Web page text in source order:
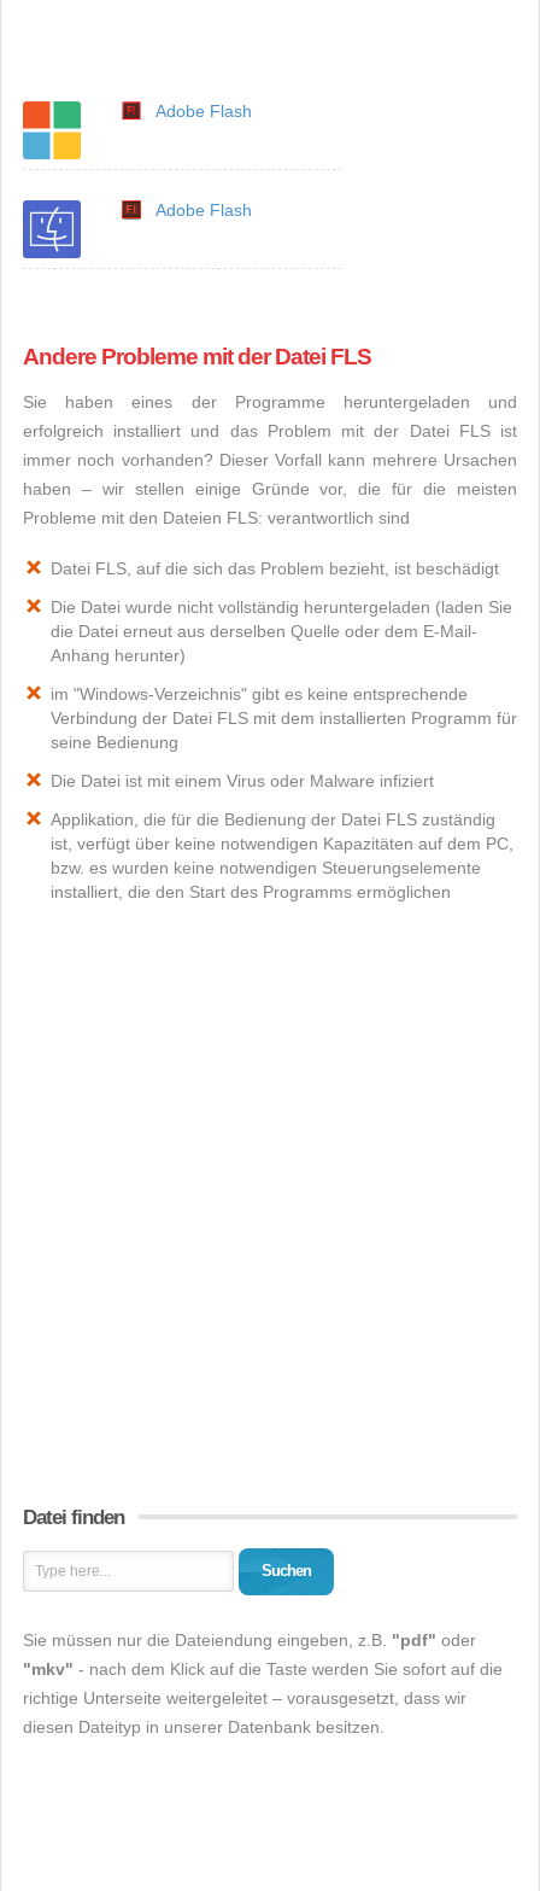
Adobe Flash
Adobe Flash
Andere Probleme mit der Datei FLS
Sie haben eines der Programme heruntergeladen und
erfolgreich installiert und das Problem mit der Datei FLS ist
immer noch vorhanden? Dieser Vorfall kann mehrere Ursachen
haben – wir stellen einige Gründe vor, die für die meisten
Probleme mit den Dateien FLS: verantwortlich sind
Datei FLS, auf die sich das Problem bezieht, ist beschädigt
Die Datei wurde nicht vollständig heruntergeladen (laden Sie
die Datei erneut aus derselben Quelle oder dem E-Mail-
Anhang herunter)
im "Windows-Verzeichnis" gibt es keine entsprechende
Verbindung der Datei FLS mit dem installierten Programm für
seine Bedienung
Die Datei ist mit einem Virus oder Malware infiziert
Applikation, die für die Bedienung der Datei FLS zuständig
ist, verfügt über keine notwendigen Kapazitäten auf dem PC,
bzw. es wurden keine notwendigen Steuerungselemente
installiert, die den Start des Programms ermöglichen
Datei finden
Suchen
Sie müssen nur die Dateiendung eingeben, z.B. "pdf" oder
"mkv" - nach dem Klick auf die Taste werden Sie sofort auf die
richtige Unterseite weitergeleitet – vorausgesetzt, dass wir
diesen Dateityp in unserer Datenbank besitzen.